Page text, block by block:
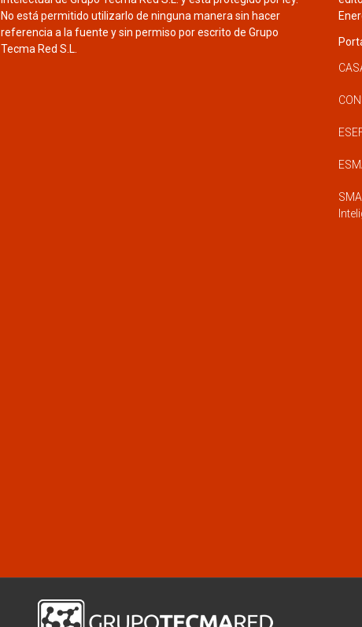
No está permitido utilizarlo de ninguna manera sin hacer
referencia a la fuente y sin permiso por escrito de Grupo
Tecma Red S.L.